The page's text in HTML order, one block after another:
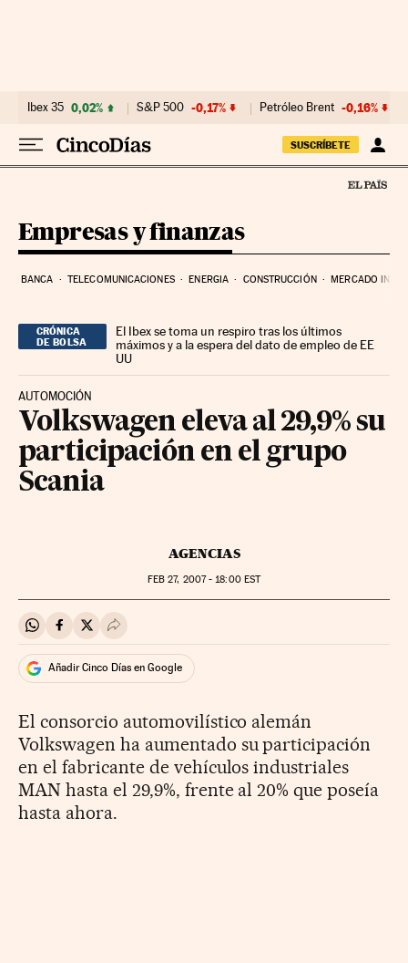
Ibex 35 0,02% S&P 500 -0,17% Petróleo Brent -0,16%
SUSCRÍBETE
Empresas y finanzas
BANCA TELECOMUNICACIONES ENERGIA CONSTRUCCIÓN MERCADO
CRÓNICA
DE BOLSA
El Ibex se toma un respiro tras los últimos
máximos y a la espera del dato de empleo de EE
UU
AUTOMOCIÓN
Volkswagen eleva al 29,9% su
participación en el grupo
Scania
AGENCIAS
FEB 27, 2007 - 18:00EST
Compartir en Whatsapp
Compartir en Facebook
Compartir en Twitter
Desplegar Redes Sociales
Añadir Cinco Días en Google
El consorcio automovilístico alemán
Volkswagen ha aumentado su participación
en el fabricante de vehículos industriales
MAN hasta el 29,9%, frente al 20% que poseía
hasta ahora.